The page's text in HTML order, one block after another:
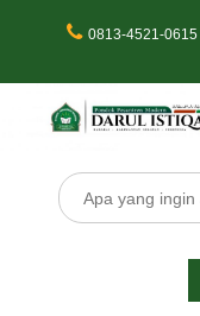
0813-4521-0615
Search
for: